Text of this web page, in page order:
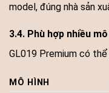
model, đúng nhà sản
3.4. Phù hợp nhiều
GL019 Premium có thể
MÔ HÌNH